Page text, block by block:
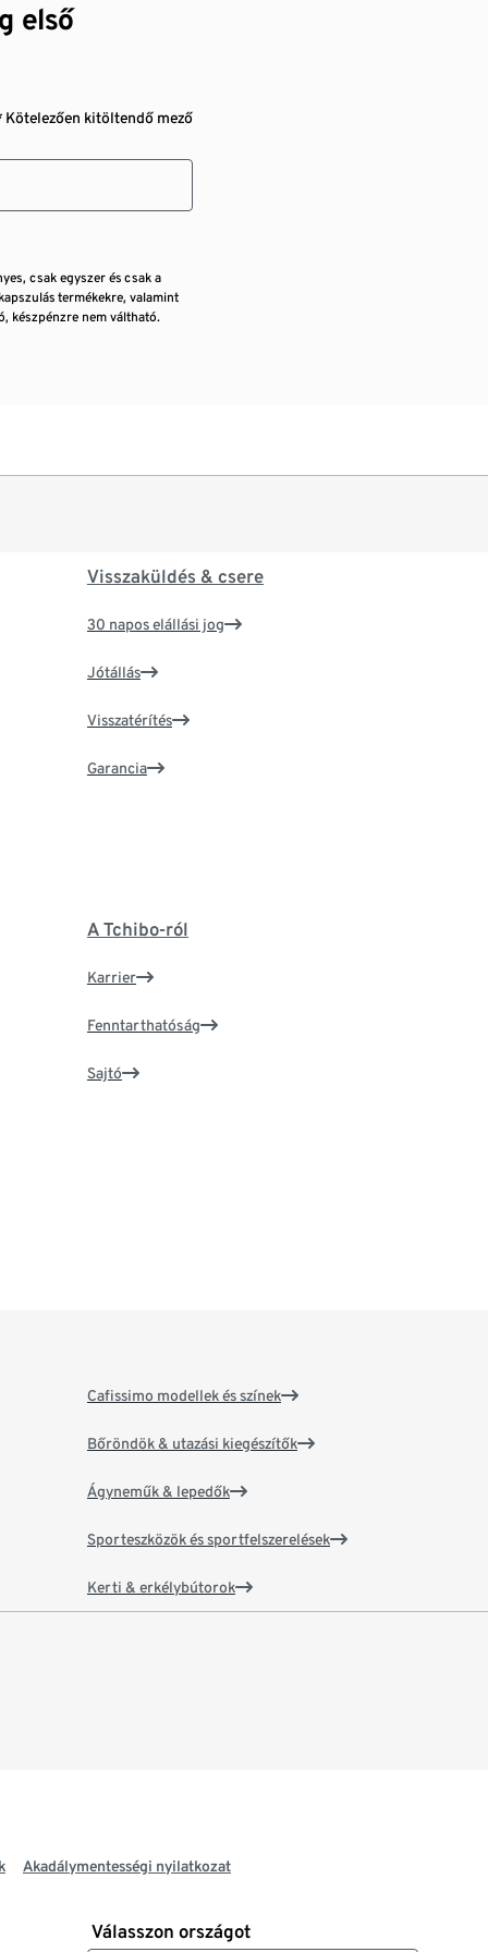
első
Kötelezően kitöltendő mező
csak egyszer és csak a
termékekre, valamint
készpénzre nem váltható.
Visszaküldés & csere
30 napos elállási jog
Jótállás
Visszatérítés
Garancia
A Tchibo-ról
Karrier
Fenntarthatóság
Sajtó
Cafissimo modellek és színek
Bőröndök & utazási kiegészítők
Ágyneműk & lepedők
Sporteszközök és sportfelszerelések
Kerti & erkélybútorok
Akadálymentességi nyilatkozat
Válasszon országot